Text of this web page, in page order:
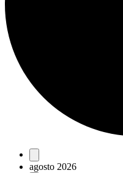
Eventos
agosto 2026